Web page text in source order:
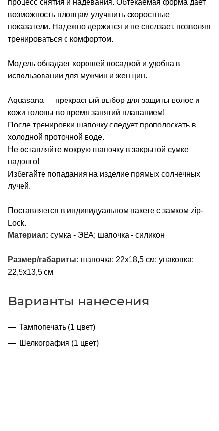
процесс снятия и надевания. Обтекаемая форма дает
возможность пловцам улучшить скоростные
показатели. Надежно держится и не сползает, позволяя
тренироваться с комфортом.
Модель обладает хорошей посадкой и удобна в
использовании для мужчин и женщин.
Aquasana — прекрасный выбор для защиты волос и
кожи головы во время занятий плаванием!
После тренировки шапочку следует прополоскать в
холодной проточной воде.
Не оставляйте мокрую шапочку в закрытой сумке
надолго!
Избегайте попадания на изделие прямых солнечных
лучей.
Поставляется в индивидуальном пакете с замком zip-
Lock.
Материал: сумка - ЭВА; шапочка - силикон
Размер/габариты: шапочка: 22х18,5 см; упаковка:
22,5х13,5 см
Варианты нанесения
Тампопечать (1 цвет)
Шелкография (1 цвет)